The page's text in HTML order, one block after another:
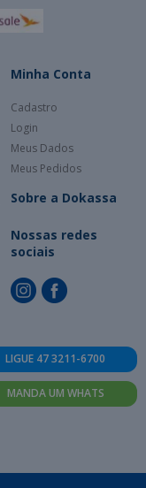
Minha Conta
Cadastro
Login
Meus Dados
Meus Pedidos
Sobre a Dokassa
Nossas redes
sociais
LIGUE 47 3211-6700
MANDA UM WHATS